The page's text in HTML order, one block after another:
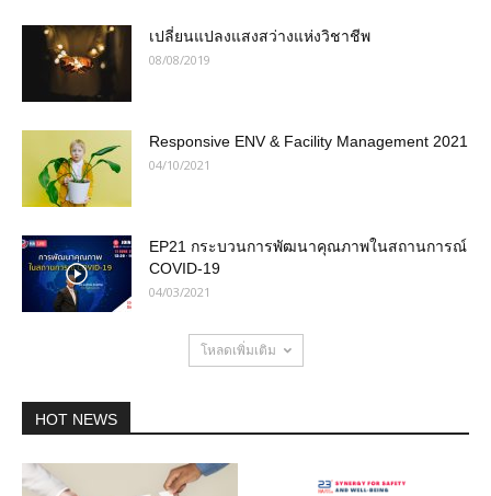
เปลี่ยนแปลงแสงสว่างแห่งวิชาชีพ
08/08/2019
Responsive ENV & Facility Management 2021
04/10/2021
EP21 กระบวนการพัฒนาคุณภาพในสถานการณ์
COVID-19
04/03/2021
โหลดเพิ่มเติม
HOT NEWS